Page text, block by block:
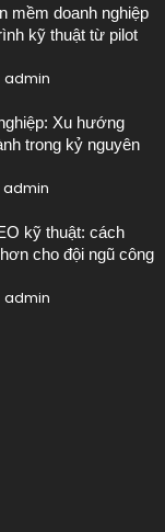
mềm doanh nghiệp
kỹ thuật từ pilot
Author
admin
Xu hướng
trong kỷ nguyên
Author
admin
kỹ thuật: cách
cho đội ngũ công
Author
admin